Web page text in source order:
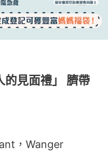
的見面禮」 臍帶
，Wanger